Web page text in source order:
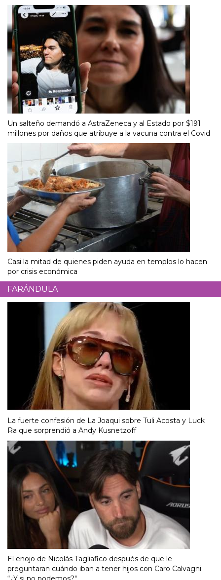
Un salteño demandó a AstraZeneca y al Estado por $191
millones por daños que atribuye a la vacuna contra el Covid
Casi la mitad de quienes piden ayuda en templos lo hacen
por crisis económica
FARÁNDULA
La fuerte confesión de La Joaqui sobre Tuli Acosta y Luck
Ra que sorprendió a Andy Kusnetzoff
El enojo de Nicolás Tagliafico después de que le
preguntaran cuándo iban a tener hijos con Caro Calvagni: